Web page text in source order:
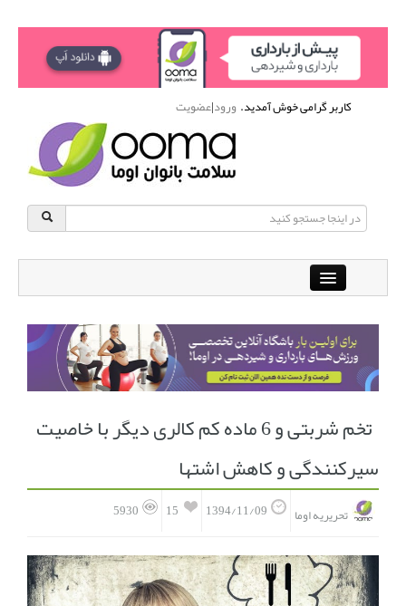
کاربر گرامی خوش آمدید.ورود|عضویت
باشگاه آنلاین ورزشی اوما
دانشنامه سلامت بانوان پرسش و پاسخ
انجمن متخصصین زنان و اوما انتخاب نام کودک
فهرست مواد غذایی اپلیکیشن بارداری و کودک اوما
تخم شربتی و 6 ماده کم کالری دیگر با خاصیت
سیرکنندگی و کاهش اشتها
5930 15 1394/11/09 تحریریه اوما